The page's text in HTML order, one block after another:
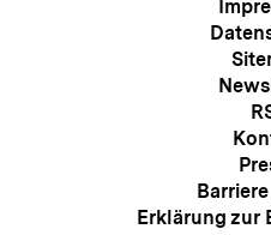
Erklärung zur